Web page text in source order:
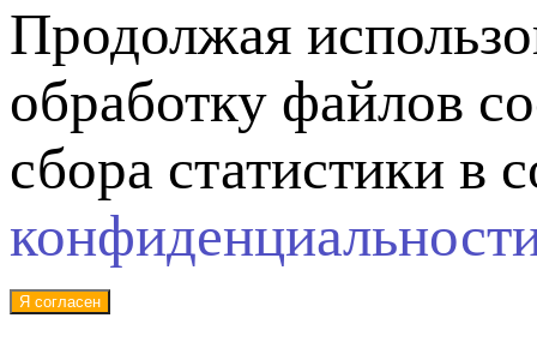
Продолжая
обработку файлов
сбора статистики в
Я согласен